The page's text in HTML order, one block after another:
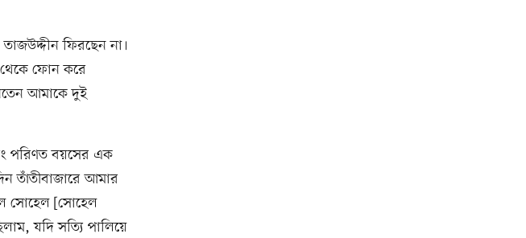
ফিরছেন না।
থেকে ফোন করে
আমাকে দুই
পরিণত বয়সের এক
তাঁতীবাজারে আমার
সোহেল [সোহেল
যদি সত্যি পালিয়ে